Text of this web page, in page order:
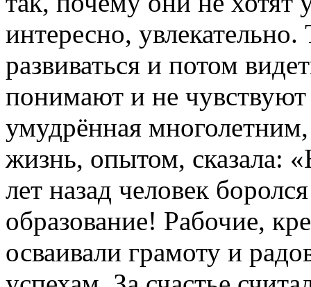
интересно,
развиваться и потом
понимают и не чувствуют
умудрённая
жизнь, опытом, сказала:
лет назад человек
образование! Рабочие,
осваивали грамоту и